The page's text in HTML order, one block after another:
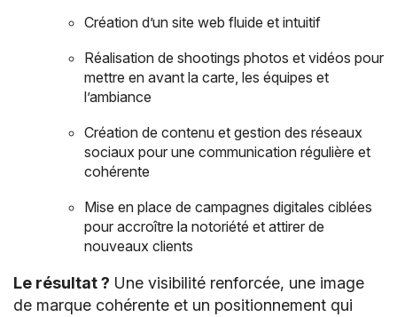
Création d’un site web fluide et intuitif
Réalisation de shootings photos et vidéos pour
mettre en avant la carte, les équipes et
l’ambiance
Création de contenu et gestion des réseaux
sociaux pour une communication régulière et
cohérente
Mise en place de campagnes digitales ciblées
pour accroître la notoriété et attirer de
nouveaux clients
Le résultat ? Une visibilité renforcée, une image
de marque cohérente et un positionnement qui